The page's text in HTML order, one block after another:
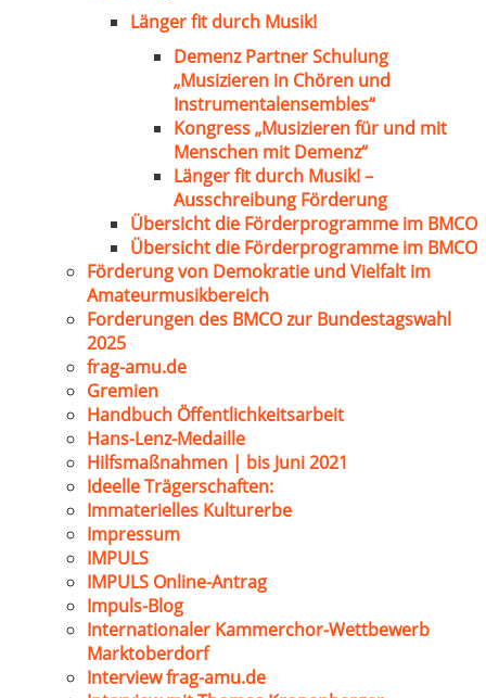
Länger fit durch Musik!
Demenz Partner Schulung
„Musizieren in Chören und
Instrumentalensembles“
Kongress „Musizieren für und mit
Menschen mit Demenz“
Länger fit durch Musik! –
Ausschreibung Förderung
Übersicht die Förderprogramme im BMCO
Übersicht die Förderprogramme im BMCO
Förderung von Demokratie und Vielfalt im
Amateurmusikbereich
Forderungen des BMCO zur Bundestagswahl
2025
frag-amu.de
Gremien
Handbuch Öffentlichkeitsarbeit
Hans-Lenz-Medaille
Hilfsmaßnahmen | bis Juni 2021
Ideelle Trägerschaften:
Immaterielles Kulturerbe
Impressum
IMPULS
IMPULS Online-Antrag
Impuls-Blog
Internationaler Kammerchor-Wettbewerb
Marktoberdorf
Interview frag-amu.de